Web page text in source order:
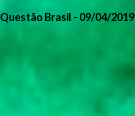
Questão Brasil - 09/04/2019